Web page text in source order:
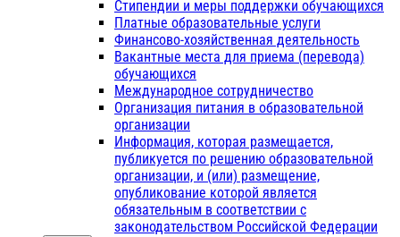
Стипендии и меры поддержки обучающихся
Платные образовательные услуги
Финансово-хозяйственная деятельность
Вакантные места для приема (перевода)
обучающихся
Международное сотрудничество
Организация питания в образовательной
организации
Информация, которая размещается,
публикуется по решению образовательной
организации, и (или) размещение,
опубликование которой является
обязательным в соответствии с
законодательством Российской Федерации